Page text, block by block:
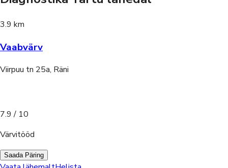
3.9 km
Vaabvärv
Viirpuu tn 25a, Räni
7.9 / 10
Värvitööd
Saada Päring